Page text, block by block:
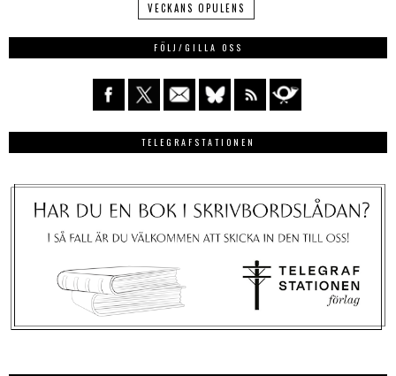
VECKANS OPULENS
FÖLJ/GILLA OSS
TELEGRAFSTATIONEN